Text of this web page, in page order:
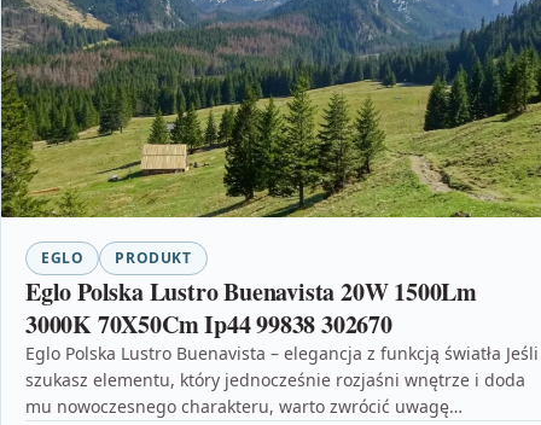
EGLO PRODUKT
Eglo Polska Lustro Buenavista 20W 1500Lm
3000K 70X50Cm Ip44 99838 302670
Eglo Polska Lustro Buenavista – elegancja z funkcją światła Jeśli
szukasz elementu, który jednocześnie rozjaśni wnętrze i doda
mu nowoczesnego charakteru, warto zwrócić uwagę…